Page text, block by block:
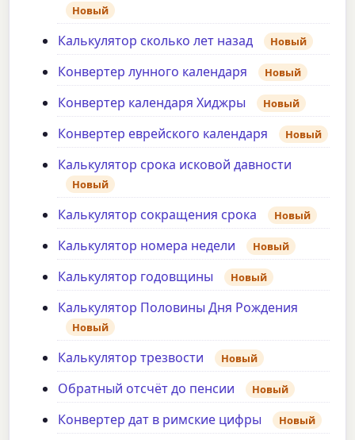
Новый
Калькулятор сколько лет назад Новый
Конвертер лунного календаря Новый
Конвертер календаря Хиджры Новый
Конвертер еврейского календаря Новый
Калькулятор срока исковой давности
Новый
Калькулятор сокращения срока Новый
Калькулятор номера недели Новый
Калькулятор годовщины Новый
Калькулятор Половины Дня Рождения
Новый
Калькулятор трезвости Новый
Обратный отсчёт до пенсии Новый
Конвертер дат в римские цифры Новый